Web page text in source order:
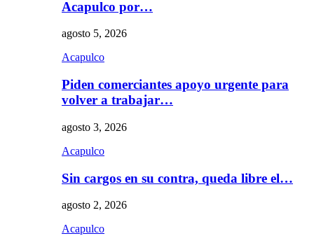
Acapulco por…
agosto 5, 2026
Acapulco
Piden comerciantes apoyo urgente para
volver a trabajar…
agosto 3, 2026
Acapulco
Sin cargos en su contra, queda libre el…
agosto 2, 2026
Acapulco